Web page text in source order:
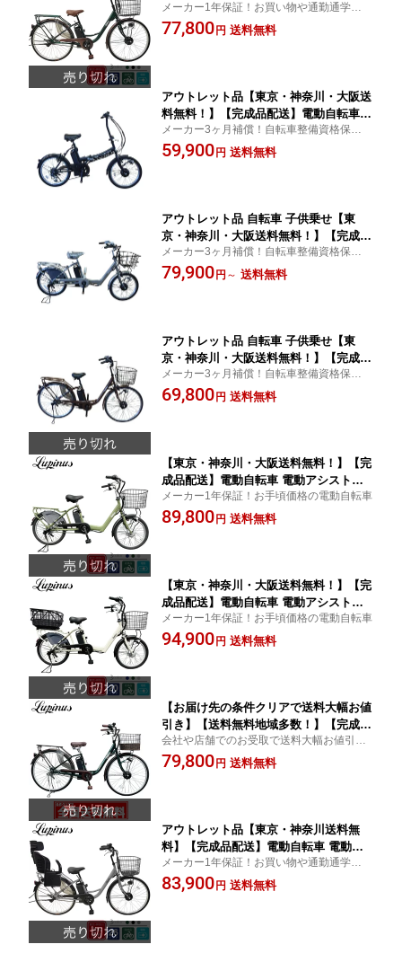
アシスト自転車 自転車 26インチ LUPIN
US bySUISUI(ルピナスバイスイスイ) L
メーカー1年保証！お買い物や通勤通学に便
利！お手頃価格の電動自転車
77,800 円 送料無料
アウトレット品【東京・神奈川・大阪送
料無料！】【完成品配送】電動自転車 2
0インチ 折りたたみ 外装6段ギア付き 自
転車 カイホウ KAIHOU BM-AZ300
メーカー3ヶ月補償！自転車整備資格保有者
の点検・整備済み！お手頃価格の電動自転
車
59,900 円 送料無料
アウトレット品 自転車 子供乗せ【東
京・神奈川・大阪送料無料！】【完成品
配送】電動自転車 電動アシスト自転車
自転車 20インチ カイホウ KAIHOU BM-
メーカー3ヶ月補償！自転車整備資格保有者
の点検・整備済み！お手頃価格の電動自転
車
79,900 円 ～ 送料無料
アウトレット品 自転車 子供乗せ【東
京・神奈川・大阪送料無料！】【完成品
配送】電動自転車 電動アシスト自転車
自転車 26インチ カイホウ KAIHOU BM-
メーカー3ヶ月補償！自転車整備資格保有者
の点検・整備済み！お手頃価格の電動自転
車
69,800 円 送料無料
【東京・神奈川・大阪送料無料！】【完
成品配送】電動自転車 電動アシスト自
転車 自転車 20インチ LUPINUS bySUI
SUI(ルピナスバイスイスイ)内装3段付き
メーカー1年保証！お手頃価格の電動自転車
89,800 円 送料無料
【東京・神奈川・大阪送料無料！】【完
成品配送】電動自転車 電動アシスト自
転車 自転車 20インチ LUPINUS bySUI
SUI内装3段付き LP-BM-DLX203-CAGE
メーカー1年保証！お手頃価格の電動自転車
94,900 円 送料無料
【お届け先の条件クリアで送料大幅お値
引き】【送料無料地域多数！】【完成品
配送】電動自転車 電動アシスト自転車
自転車 26インチ LUPINUS bySUISUI内
会社や店舗でのお受取で送料大幅お値引
き！メーカー1年保証！お買い物や通勤通学
に便利！お手頃価格の電動自転車
79,800 円 送料無料
アウトレット品【東京・神奈川送料無
料】【完成品配送】電動自転車 電動ア
シスト自転車 自転車 26インチ LUPINU
S bySUISUI LP-BM-CFS260-KNRJ樹
メーカー1年保証！お買い物や通勤通学に便
利！お手頃価格の電動自転車
83,900 円 送料無料